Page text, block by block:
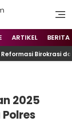
ARTIKEL BERITA
Reformasi Birokrasi
2025